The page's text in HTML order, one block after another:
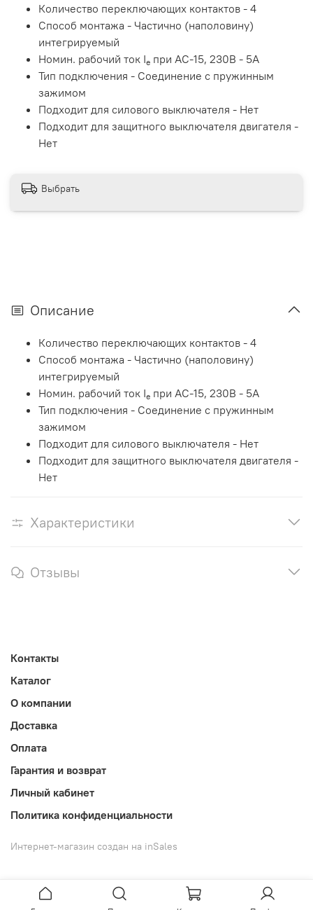
Количество переключающих контактов - 4
Способ монтажа - Частично (наполовину)
интегрируемый
Номин. рабочий ток Ie при AC-15, 230В - 5A
Тип подключения - Соединение с пружинным
зажимом
Подходит для силового выключателя - Нет
Подходит для защитного выключателя двигателя -
Нет
Выбрать
Описание
Количество переключающих контактов - 4
Способ монтажа - Частично (наполовину)
интегрируемый
Номин. рабочий ток Ie при AC-15, 230В - 5A
Тип подключения - Соединение с пружинным
зажимом
Подходит для силового выключателя - Нет
Подходит для защитного выключателя двигателя -
Нет
Характеристики
Отзывы
Контакты
Каталог
О компании
Доставка
Оплата
Гарантия и возврат
Личный кабинет
Политика конфиденциальности
Интернет-магазин создан на inSales